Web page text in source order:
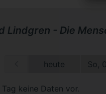
Lindgren - Die
heute So,
keine Daten vor.